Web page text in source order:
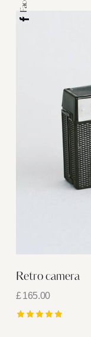
Retro camera
£165.00